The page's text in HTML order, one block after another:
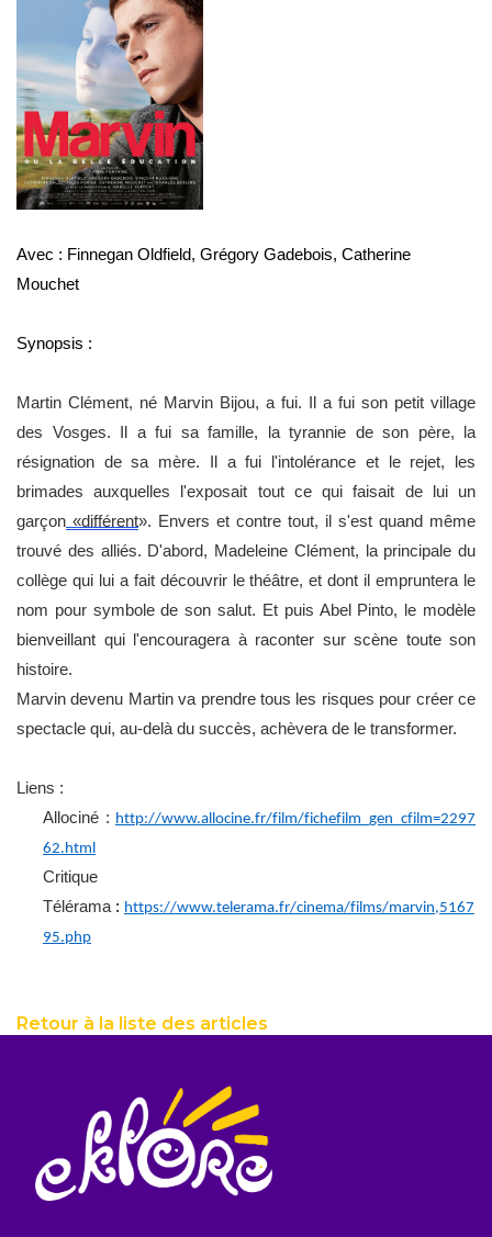
Avec : Finnegan Oldfield, Grégory Gadebois, Catherine
Mouchet
Synopsis :
Martin Clément, né Marvin Bijou, a fui. Il a fui son petit village
des Vosges. Il a fui sa famille, la tyrannie de son père, la
résignation de sa mère. Il a fui l'intolérance et le rejet, les
brimades auxquelles l'exposait tout ce qui faisait de lui un
garçon «différent». Envers et contre tout, il s'est quand même
trouvé des alliés. D'abord, Madeleine Clément, la principale du
collège qui lui a fait découvrir le théâtre, et dont il empruntera le
nom pour symbole de son salut. Et puis Abel Pinto, le modèle
bienveillant qui l'encouragera à raconter sur scène toute son
histoire.
Marvin devenu Martin va prendre tous les risques pour créer ce
spectacle qui, au-delà du succès, achèvera de le transformer.
Liens :
Allociné : http://www.allocine.fr/film/fichefilm_gen_cfilm=2297
62.html
Critique
Télérama : https://www.telerama.fr/cinema/films/marvin,5167
95.php
Retour à la liste des articles